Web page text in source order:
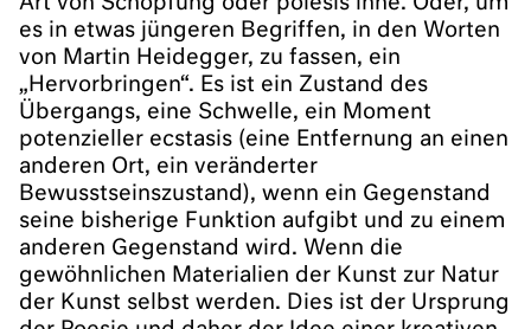
es in etwas jüngeren Begriffen, in den Worten
von Martin Heidegger, zu fassen, ein
„Hervorbringen“. Es ist ein Zustand des
Übergangs, eine Schwelle, ein Moment
potenzieller ecstasis (eine Entfernung an einen
anderen Ort, ein veränderter
Bewusstseinszustand), wenn ein Gegenstand
seine bisherige Funktion aufgibt und zu einem
anderen Gegenstand wird. Wenn die
gewöhnlichen Materialien der Kunst zur Natur
der Kunst selbst werden. Dies ist der Ursprung